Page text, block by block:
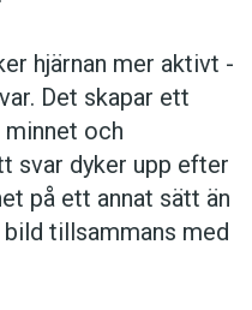
av ord, förstå
igen sina
Hundar kan också
visuella ledtrådar
vi är ganska bra
säga till oss
ytan ett par meter
och med hjälp av
markerar de
deras mänskliga
sina nät på rätt
som näten kastas
där de med
hjärnan mer aktivt
Det skapar ett
minnet och
svar dyker upp efter
på ett annat sätt än
tillsammans med